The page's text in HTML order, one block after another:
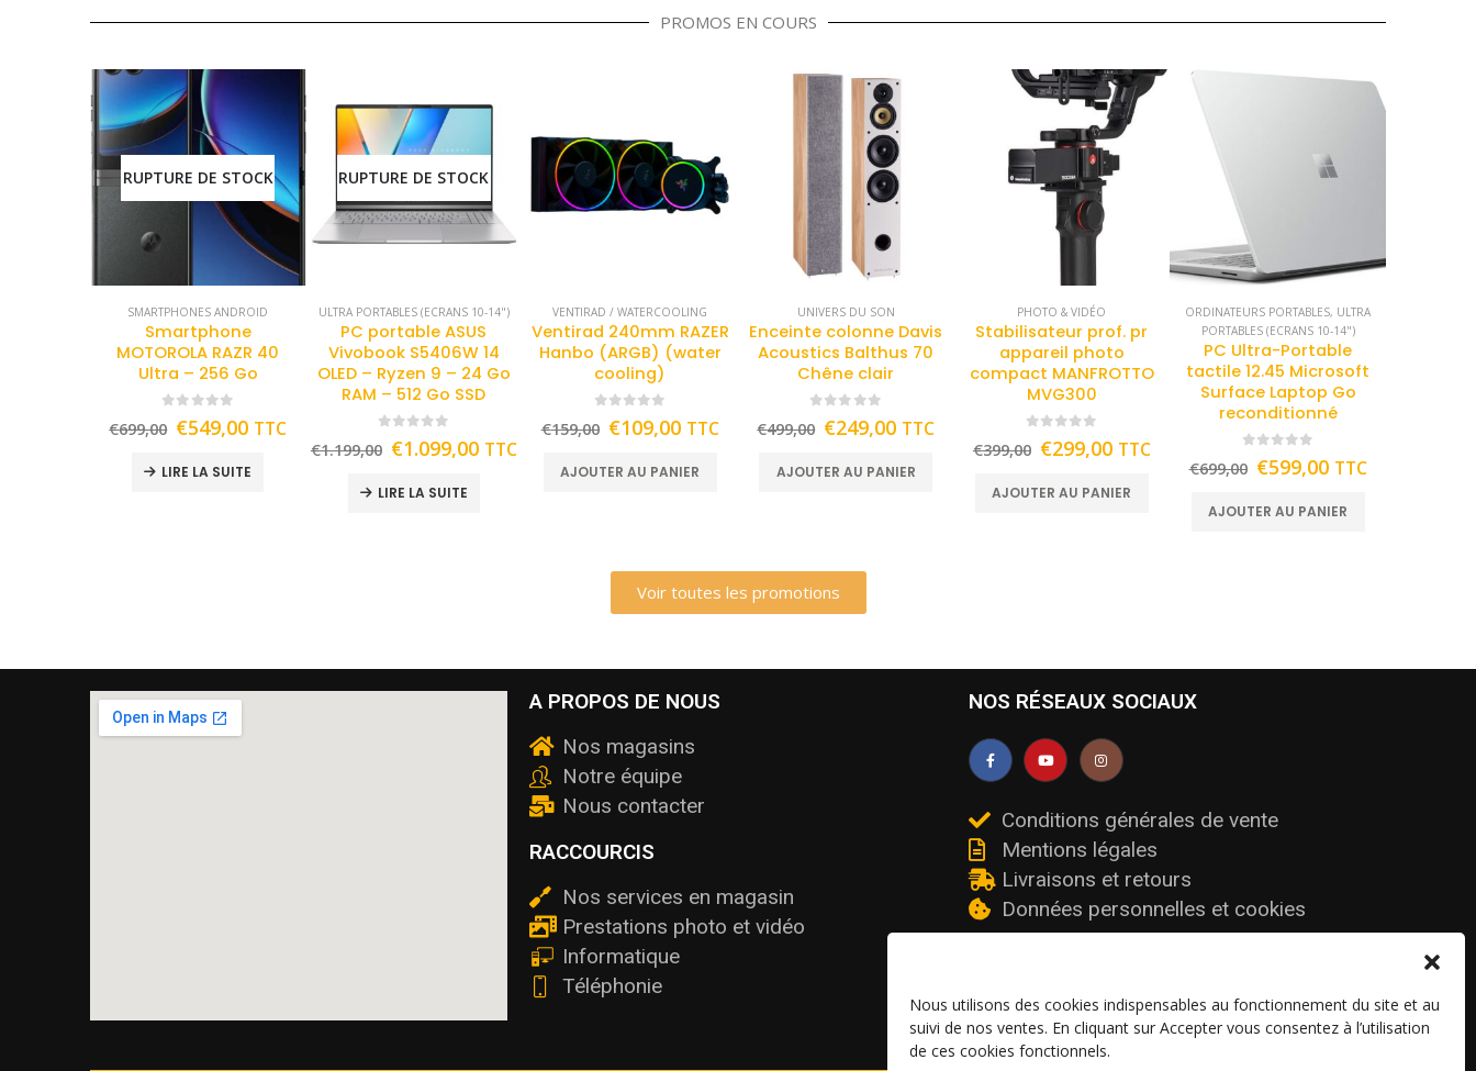
Nous utilisons des cookies indispensables au fonctionnement du site et au
suivi de nos ventes. En cliquant sur Accepter vous consentez à l’utilisation
de ces cookies fonctionnels.
PROMOS EN COURS
RUPTURE DE STOCK
SMARTPHONES ANDROID
Smartphone
MOTOROLA RAZR 40
Ultra – 256 Go
€699,00 €549,00 TTC
LIRE LA SUITE
RUPTURE DE STOCK
ULTRA PORTABLES (ECRANS 10-14")
PC portable ASUS
Vivobook S5406W 14
OLED – Ryzen 9 – 24 Go
RAM – 512 Go SSD
€1.199,00 €1.099,00 TTC
LIRE LA SUITE
VENTIRAD / WATERCOOLING
Ventirad 240mm RAZER
Hanbo (ARGB) (water
cooling)
€159,00 €109,00 TTC
AJOUTER AU PANIER
UNIVERS DU SON
Enceinte colonne Davis
Acoustics Balthus 70
Chêne clair
€499,00 €249,00 TTC
AJOUTER AU PANIER
PHOTO & VIDÉO
Stabilisateur prof. pr
appareil photo
compact MANFROTTO
MVG300
€399,00 €299,00 TTC
AJOUTER AU PANIER
ORDINATEURS PORTABLES, ULTRA
PORTABLES (ECRANS 10-14")
PC Ultra-Portable
tactile 12.45 Microsoft
Surface Laptop Go
reconditionné
€699,00 €599,00 TTC
AJOUTER AU PANIER
Voir toutes les promotions
A PROPOS DE NOUS
Nos magasins
Notre équipe
Nous contacter
RACCOURCIS
Nos services en magasin
Prestations photo et vidéo
Informatique
Téléphonie
NOS RÉSEAUX SOCIAUX
Conditions générales de vente
Mentions légales
Livraisons et retours
Données personnelles et cookies